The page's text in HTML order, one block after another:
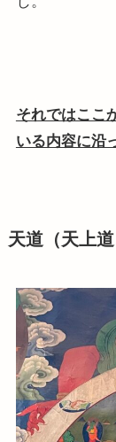
それではここ
いる内容に沿
天道（天上道